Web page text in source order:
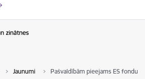
Jaunumi Pašvaldībām pieejams ES fondu